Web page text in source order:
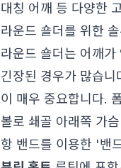
대칭 어깨 등 다양한
라운드 숄더를 위한
라운드 숄더는 어깨가
긴장된 경우가 많습
이 매우 중요합니다.
볼로 쇄골 아래쪽 가
항 밴드를 이용한 '